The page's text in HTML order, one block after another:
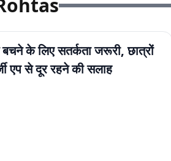
बचने के लिए सतर्कता जरूरी, छात्रों
एप से दूर रहने की सलाह